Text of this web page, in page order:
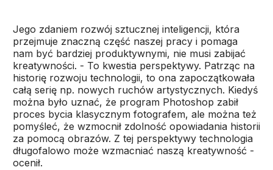
Jego zdaniem rozwój sztucznej inteligencji, która
przejmuje znaczną część naszej pracy i pomaga
nam być bardziej produktywnymi, nie musi zabijać
kreatywności. - To kwestia perspektywy. Patrząc na
historię rozwoju technologii, to ona zapoczątkowała
całą serię np. nowych ruchów artystycznych. Kiedyś
można było uznać, że program Photoshop zabił
proces bycia klasycznym fotografem, ale można też
pomyśleć, że wzmocnił zdolność opowiadania historii
za pomocą obrazów. Z tej perspektywy technologia
długofalowo może wzmacniać naszą kreatywność -
ocenił.